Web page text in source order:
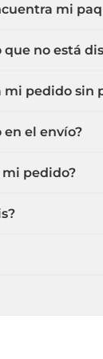
mi
no está
pedido sin
en el envío?
mi pedido?